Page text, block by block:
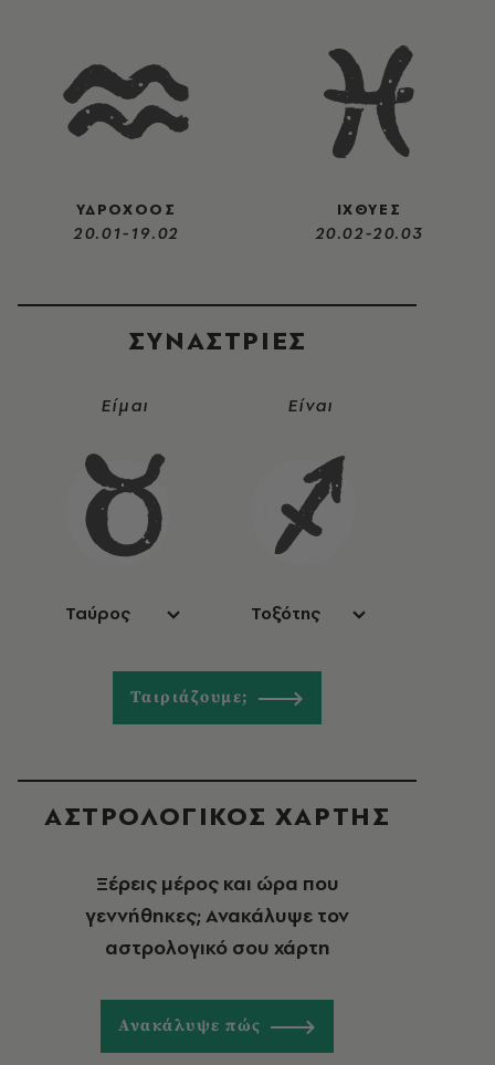
ΥΔΡΟΧΟΟΣ
20.01-19.02
ΙΧΘΥΕΣ
20.02-20.03
ΣΥΝΑΣΤΡIΕΣ
Είμαι
Ταύρος
Είναι
Τοξότης
Ταιριάζουμε;
ΑΣΤΡΟΛΟΓΙΚΟΣ ΧΑΡΤΗΣ
Ξέρεις μέρος και ώρα που
γεννήθηκες; Ανακάλυψε τον
αστρολογικό σου χάρτη
Ανακάλυψε πώς